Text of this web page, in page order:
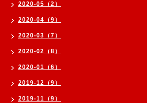
2020-05（2）
2020-04（9）
2020-03（7）
2020-02（8）
2020-01（6）
2019-12（9）
2019-11（9）